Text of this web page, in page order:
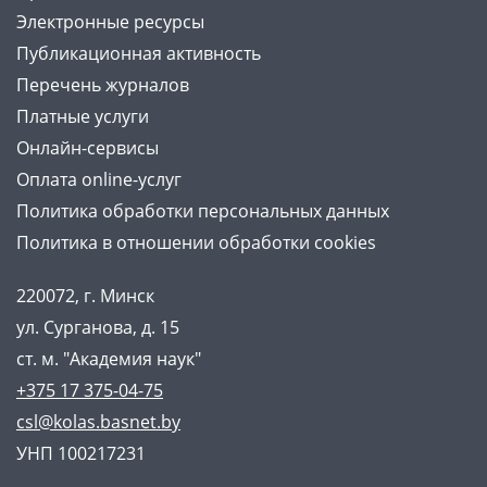
Электронные ресурсы
Публикационная активность
Перечень журналов
Платные услуги
Онлайн-сервисы
Оплата online-услуг
Политика обработки персональных данных
Политика в отношении обработки cookies
220072, г. Минск
ул. Сурганова, д. 15
ст. м. "Академия наук"
+375 17 375-04-75
csl@kolas.basnet.by
УНП 100217231